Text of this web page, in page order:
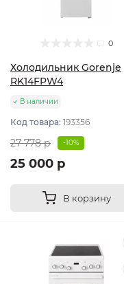
0
Холодильник Gorenje
RK14FPW4
В наличии
Код товара: 193356
27 778 р -10%
25 000 р
В корзину